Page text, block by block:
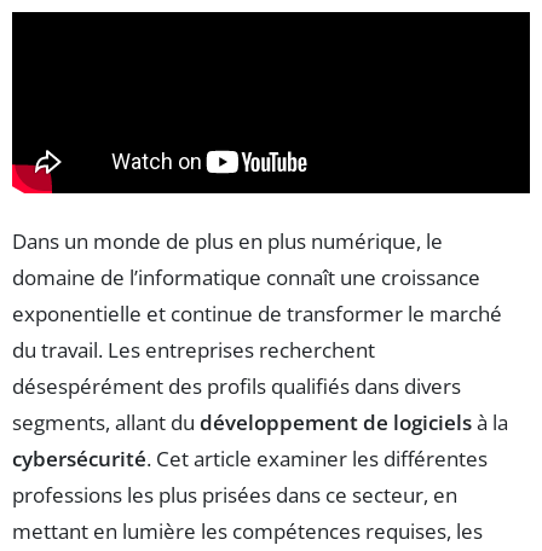
Dans un monde de plus en plus numérique, le
domaine de l’informatique connaît une croissance
exponentielle et continue de transformer le marché
du travail. Les entreprises recherchent
désespérément des profils qualifiés dans divers
segments, allant du développement de logicielsà la
cybersécurité. Cet article examiner les différentes
professions les plus prisées dans ce secteur, en
mettant en lumière les compétences requises, les